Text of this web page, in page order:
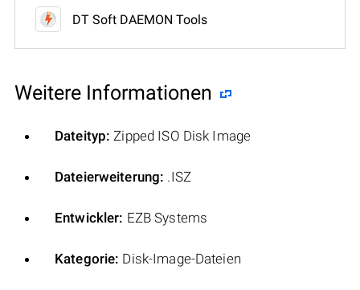
DT Soft DAEMON Tools
Weitere Informationen
Dateityp: Zipped ISO Disk Image
Dateierweiterung: .ISZ
Entwickler: EZB Systems
Kategorie: Disk-Image-Dateien